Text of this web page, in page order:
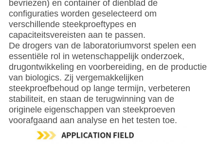
bevriezen) en container of dienblad de
configuraties worden geselecteerd om
verschillende steekproeftypes en
capaciteitsvereisten aan te passen.
De drogers van de laboratoriumvorst spelen een
essentiële rol in wetenschappelijk onderzoek,
drugontwikkeling en voorbereiding, en de productie
van biologics. Zij vergemakkelijken
steekproefbehoud op lange termijn, verbeteren
stabiliteit, en staan de terugwinning van de
originele eigenschappen van steekproeven
voorafgaand aan analyse en het testen toe.